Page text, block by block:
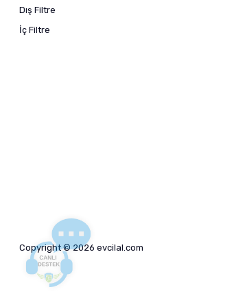
Dış Filtre
İç Filtre
Copyright © 2026 evcilal.com